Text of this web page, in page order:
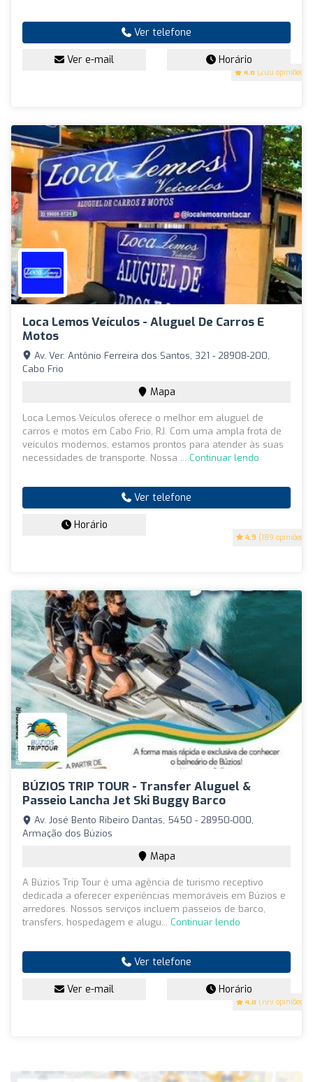
4.8 (200 opiniões)
Ver telefone
Ver e-mail Horário
Loca Lemos Veículos - Aluguel De Carros E
Motos
4.9 (189 opiniões)
Av. Ver. Antônio Ferreira dos Santos, 321 - 28908-200,
Cabo Frio
Mapa
Loca Lemos Veículos oferece o melhor em aluguel de
carros e motos em Cabo Frio, RJ. Com uma ampla frota de
veículos modernos, estamos prontos para atender às suas
necessidades de transporte. Nossa ... Continuar lendo
Ver telefone
Horário
BÚZIOS TRIP TOUR - Transfer Aluguel &
Passeio Lancha Jet Ski Buggy Barco
4.8 (199 opiniões)
Av. José Bento Ribeiro Dantas, 5450 - 28950-000,
Armação dos Búzios
Mapa
A Búzios Trip Tour é uma agência de turismo receptivo
dedicada a oferecer experiências memoráveis em Búzios e
arredores. Nossos serviços incluem passeios de barco,
transfers, hospedagem e alugu... Continuar lendo
Ver telefone
Ver e-mail Horário